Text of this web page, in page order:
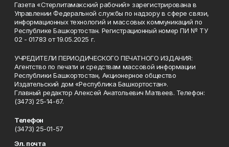
Газета «Стерлитамакский рабочий» зарегистрирована в
Управлении Федеральной службы по надзору в сфере связи,
информационных технологий и массовых коммуникаций по
Республике Башкортостан. Регистрационный номер ПИ № ТУ
02 - 01783 от 19.05.2025 г.
УЧРЕДИТЕЛИ ПЕРИОДИЧЕСКОГО ПЕЧАТНОГО ИЗДАНИЯ:
Агентство по печати и средствам массовой информации
Республики Башкортостан, Акционерное общество
Издательский дом «Республика Башкортостан».
Главный редактор Алексей Анатольевич Матвеев. Телефон:
(3473) 25-14-67.
Телефон
(3473) 25-01-57
Эл. почта